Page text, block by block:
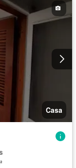
Casa